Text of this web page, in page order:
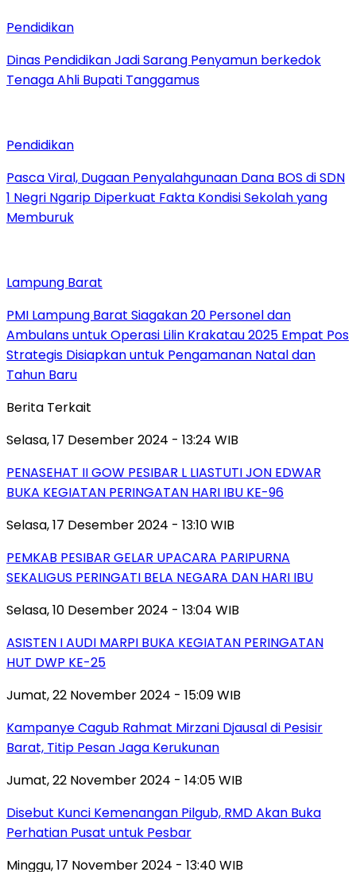
Pendidikan
Dinas Pendidikan Jadi Sarang Penyamun berkedok
Tenaga Ahli Bupati Tanggamus
Pendidikan
Pasca Viral, Dugaan Penyalahgunaan Dana BOS di SDN
1 Negri Ngarip Diperkuat Fakta Kondisi Sekolah yang
Memburuk
Lampung Barat
PMI Lampung Barat Siagakan 20 Personel dan
Ambulans untuk Operasi Lilin Krakatau 2025 Empat Pos
Strategis Disiapkan untuk Pengamanan Natal dan
Tahun Baru
Berita Terkait
Selasa, 17 Desember 2024 - 13:24 WIB
PENASEHAT II GOW PESIBAR L LIASTUTI JON EDWAR
BUKA KEGIATAN PERINGATAN HARI IBU KE-96
Selasa, 17 Desember 2024 - 13:10 WIB
PEMKAB PESIBAR GELAR UPACARA PARIPURNA
SEKALIGUS PERINGATI BELA NEGARA DAN HARI IBU
Selasa, 10 Desember 2024 - 13:04 WIB
ASISTEN I AUDI MARPI BUKA KEGIATAN PERINGATAN
HUT DWP KE-25
Jumat, 22 November 2024 - 15:09 WIB
Kampanye Cagub Rahmat Mirzani Djausal di Pesisir
Barat, Titip Pesan Jaga Kerukunan
Jumat, 22 November 2024 - 14:05 WIB
Disebut Kunci Kemenangan Pilgub, RMD Akan Buka
Perhatian Pusat untuk Pesbar
Minggu, 17 November 2024 - 13:40 WIB